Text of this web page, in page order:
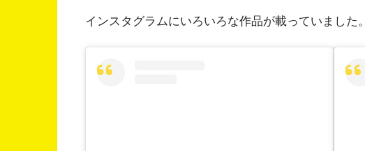
インスタグラムにいろいろな作品が載っていました。